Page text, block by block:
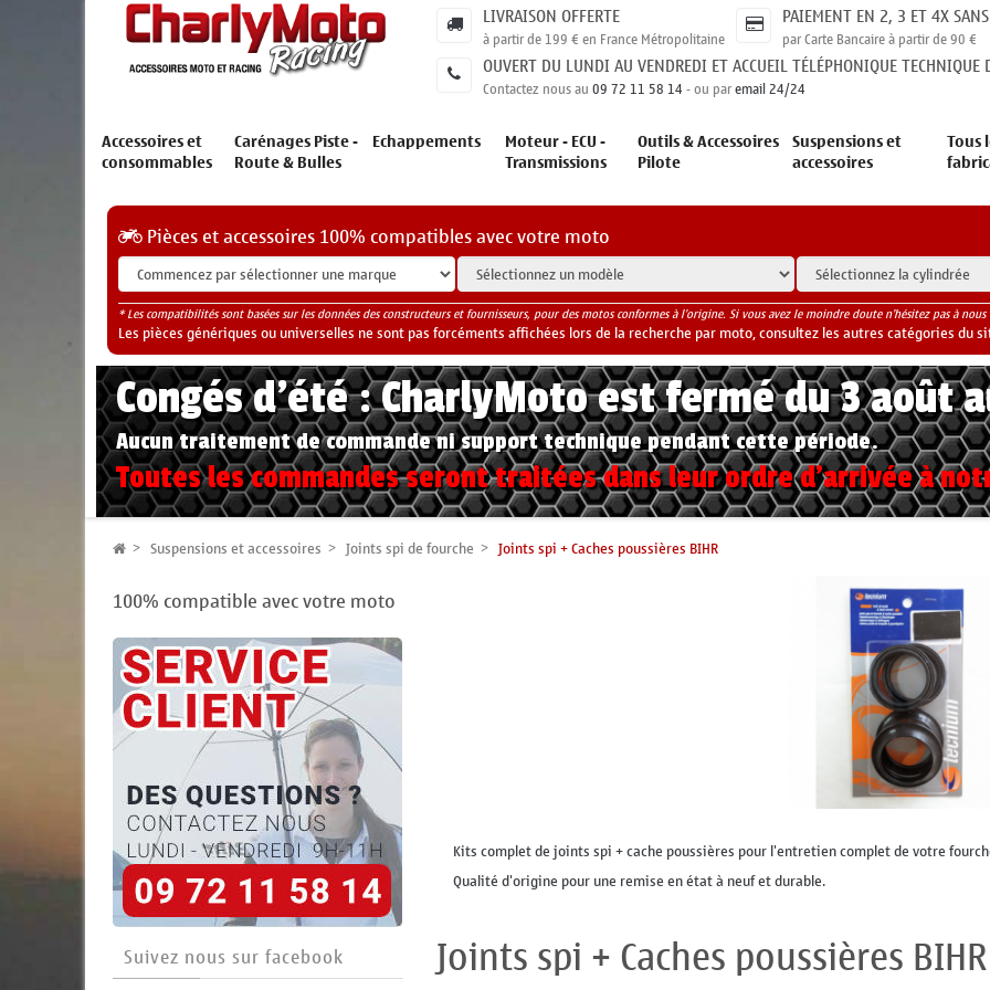
LIVRAISON OFFERTE
à partir de 199 € en France Métropolitaine
PAIEMENT EN 2, 3 ET 4X
par Carte Bancaire à partir de 90 €
OUVERT DU LUNDI AU VENDREDI ET ACCUEIL TÉLÉPHONIQUE
Contactez nous au09 72 11 58 14- ou paremail 24/24
Accessoires et
consommables
Carénages Piste -
Route & Bulles
Echappements Moteur - ECU -
Transmissions
Outils & Accessoires
Pilote
Suspensions et
accessoires
Tous
Pièces et accessoires 100% compatibles avec votre moto
* Les compatibilités sont basées sur les données des constructeurs et fournisseurs, pour des motos conformes à l'origine. Si vous avez le moindre doute n'hésitez pas à nous
Les pièces génériques ou universelles ne sont pas forcéments affichées lors de la recherche par moto, consultez les autres catégories du
Congés d'été : CharlyMoto est fermé du 3 août
Aucun traitement de commande ni support technique pendant cette période.
Toutes les commandes seront traitées dans leur ordre d'arrivée à
Suspensions et accessoires Joints spi de fourche Joints spi + Caches poussières BIHR
100% compatible avec votre moto
Suivez nous sur facebook
Kits complet de joints spi + cache poussières pour l'entretien complet de votre
Qualité d'origine pour une remise en état à neuf et durable.
Joints spi + Caches poussières BIHR